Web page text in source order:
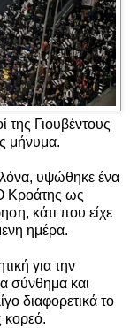
Γιουβέντους
μήνυμα.
υψώθηκε ένα
Κροάτης ως
κάτι που είχε
ημέρα.
για την
σύνθημα και
διαφορετικά το
κορεό.